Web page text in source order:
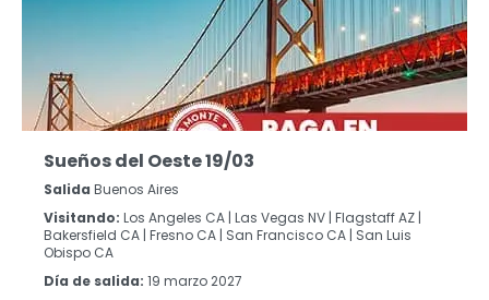
Sueños del Oeste 19/03
Salida Buenos Aires
Visitando: Los Angeles CA | Las Vegas NV | Flagstaff AZ |
Bakersfield CA | Fresno CA | San Francisco CA | San Luis
Obispo CA
Día de salida: 19 marzo 2027